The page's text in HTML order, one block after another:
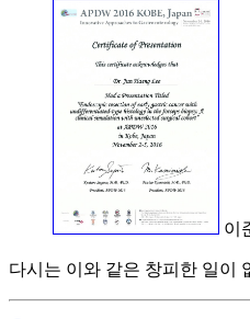
이
다시는 이와 같은 창피한 일이